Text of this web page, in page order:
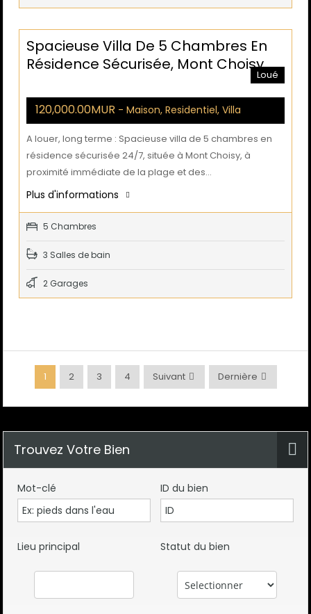
Spacieuse Villa De 5 Chambres En
Résidence Sécurisée, Mont Choisy
Loué
120,000.00MUR - Maison, Residentiel, Villa
A louer, long terme : Spacieuse villa de 5 chambres en
résidence sécurisée 24/7, située à Mont Choisy, à
proximité immédiate de la plage et des…
Plus d'informations
5 Chambres
3 Salles de bain
2 Garages
1 2 3 4 Suivant Dernière
Trouvez Votre Bien
Mot-clé ID du bien
Lieu principal Statut du bien